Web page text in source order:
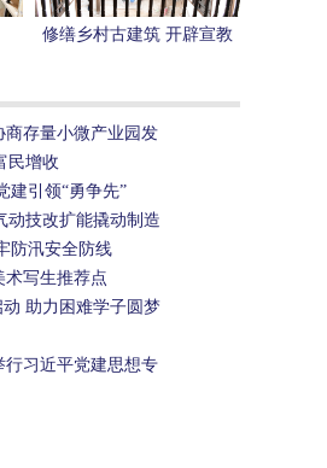
修缮乡村古建筑 开辟宣教
存量小微产业园发
民增收
建引领“勇争先”
动技改扩能撬动制造
防汛安全防线
术写生推荐点
助力困难学子圆梦
习近平党建思想专